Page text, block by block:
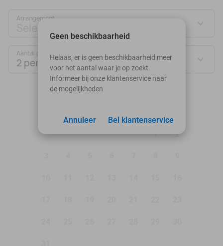
Arrangement
Selecteer jouw deal
Aantal personen:
2 personen
augustus 2026
1 2
Geen beschikbaarheid
Helaas, er is geen beschikbaarheid meer
voor het aantal waar je op zoekt.
Informeer bij onze klantenservice naar
de mogelijkheden
Bel klantenservice
Annuleer